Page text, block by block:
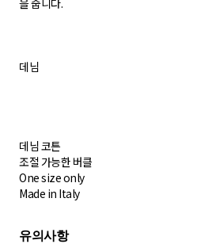
을 줍니다.
데님
데님 코튼
조절 가능한 버클
One size only
Made in Italy
유의사항